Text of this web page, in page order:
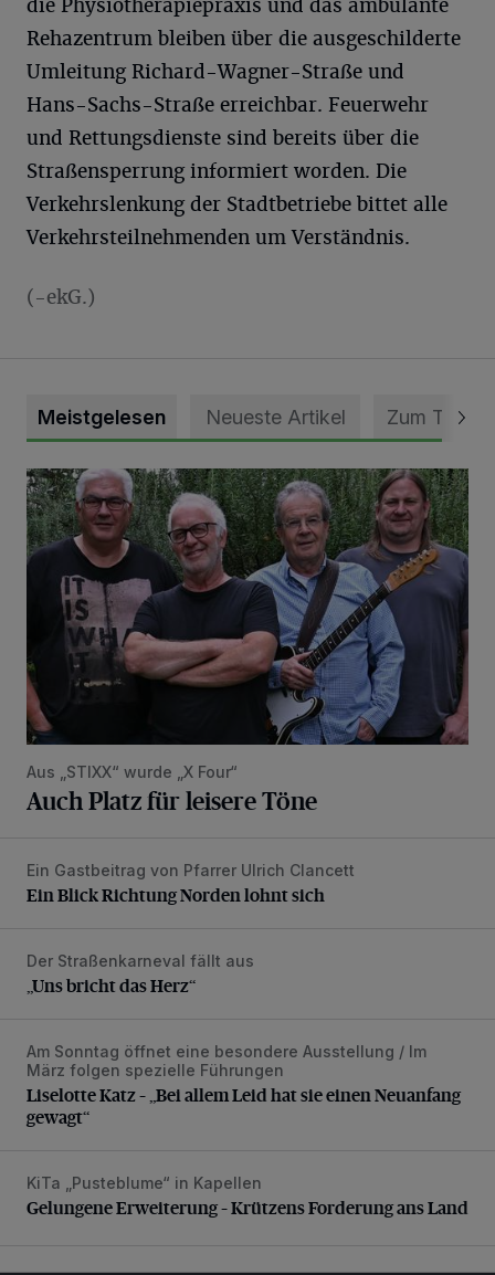
die Physiotherapiepraxis und das ambulante
Rehazentrum bleiben über die ausgeschilderte
Umleitung Richard-Wagner-Straße und
Hans-Sachs-Straße erreichbar. Feuerwehr
und Rettungsdienste sind bereits über die
Straßensperrung informiert worden. Die
Verkehrslenkung der Stadtbetriebe bittet alle
Verkehrsteilnehmenden um Verständnis.
(-ekG.)
Meistgelesen Neueste Artikel Zum Thema
Auch Platz für leisere Töne
Aus „STIXX“ wurde „X Four“
Auch Platz für leisere Töne
Ein Blick Richtung Norden lohnt sich
Ein Gastbeitrag von Pfarrer Ulrich Clancett
Ein Blick Richtung Norden lohnt sich
„Uns bricht das Herz“
Der Straßenkarneval fällt aus
„Uns bricht das Herz“
Liselotte Katz – „Bei allem Leid hat sie einen Neuanfang
Am Sonntag öffnet eine besondere Ausstellung / Im
März folgen spezielle Führungen
Liselotte Katz – „Bei allem Leid hat sie einen Neuanfang
gewagt“
Gelungene Erweiterung – Krützens Forderung ans Land
KiTa „Pusteblume“ in Kapellen
Gelungene Erweiterung – Krützens Forderung ans Land